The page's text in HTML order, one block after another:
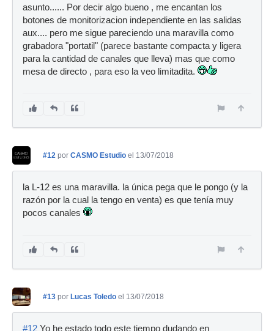
asunto...... Por decir algo bueno , me encantan los
botones de monitorizacion independiente en las salidas
aux.... pero me sigue pareciendo una maravilla como
grabadora "portatil" (parece bastante compacta y ligera
para la cantidad de canales que lleva) mas que como
mesa de directo , para eso la veo limitadita.
#12 por CASMO Estudio el 13/07/2018
la L-12 es una maravilla. la única pega que le pongo (y la
razón por la cual la tengo en venta) es que tenía muy
pocos canales
#13 por Lucas Toledo el 13/07/2018
#12 Yo he estado todo este tiempo dudando en